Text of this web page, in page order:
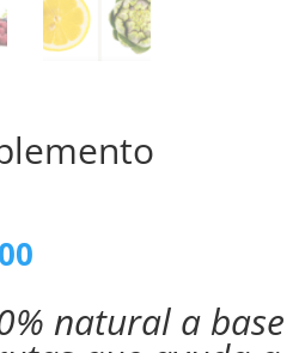
actual
es:natural a base